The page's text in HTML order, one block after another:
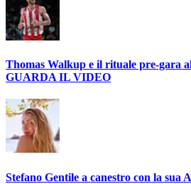
Thomas Walkup e il rituale pre-gara
GUARDA IL VIDEO
Stefano Gentile a canestro con la sua